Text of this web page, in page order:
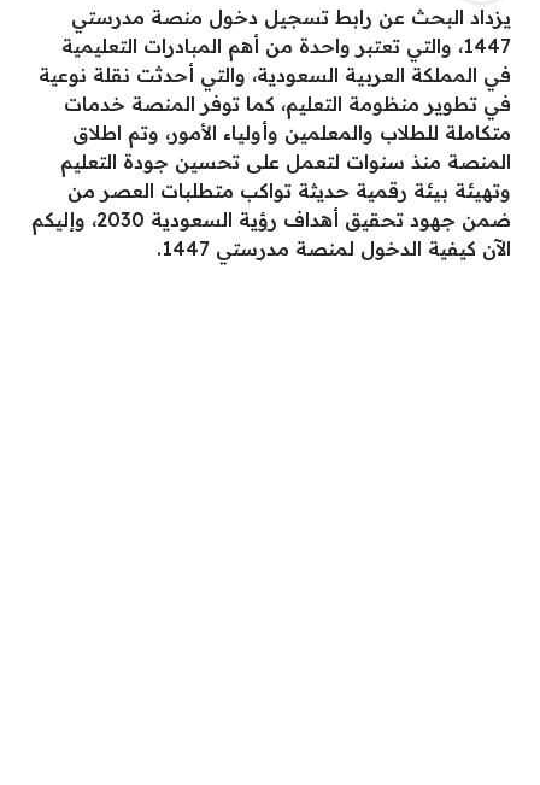
يزداد البحث عن رابط تسجيل دخول منصة مدرستي
1447، والتي تعتبر واحدة من أهم المبادرات التعليمية
في المملكة العربية السعودية، والتي أحدثت نقلة نوعية
في تطوير منظومة التعليم، كما توفر المنصة خدمات
متكاملة للطلاب والمعلمين وأولياء الأمور، وتم اطلاق
المنصة منذ سنوات لتعمل على تحسين جودة التعليم
وتهيئة بيئة رقمية حديثة تواكب متطلبات العصر من
ضمن جهود تحقيق أهداف رؤية السعودية 2030، وإليكم
الآن كيفية الدخول لمنصة مدرستي 1447.